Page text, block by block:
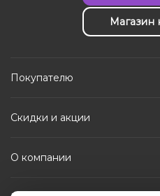
Магазин
Покупателю
Скидки и акции
О компании